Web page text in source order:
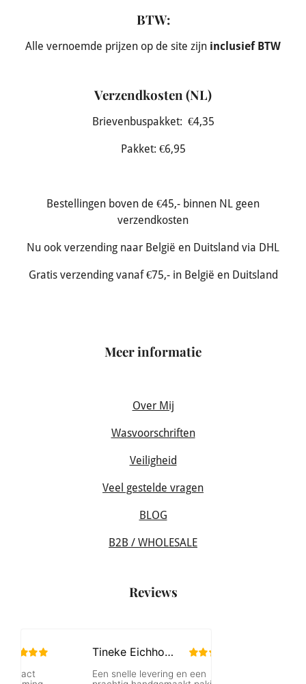
BTW:
Alle vernoemde prijzen op de site zijn inclusief BTW
Verzendkosten (NL)
Brievenbuspakket: €4,35
Pakket: €6,95
Bestellingen boven de €45,- binnen NL geen
verzendkosten
Nu ook verzending naar België en Duitsland via DHL
Gratis verzending vanaf €75,- in België en Duitsland
Meer informatie
Over Mij
Wasvoorschriften
Veiligheid
Veel gestelde vragen
BLOG
B2B / WHOLESALE
Reviews